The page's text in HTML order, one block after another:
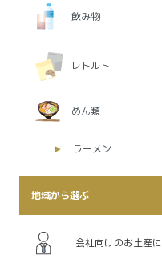
飲み物
レトルト
めん類
ラーメン
地域から選ぶ
会社向けのお土産に